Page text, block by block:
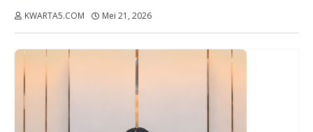
KWARTA5.COM Mei 21, 2026